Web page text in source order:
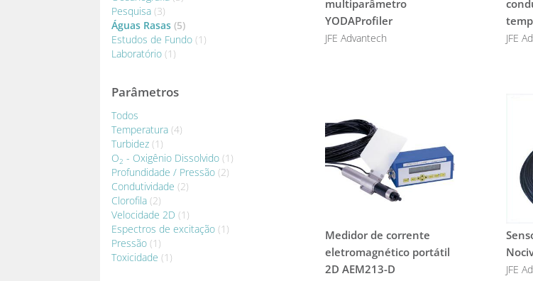
Pesquisa (3)
Águas Rasas (5)
Estudos de Fundo (1)
Laboratório (1)
Parâmetros
Todos
Temperatura (4)
Turbidez (1)
O2 - Oxigênio Dissolvido (1)
Profundidade / Pressão (2)
Condutividade (2)
Clorofila (2)
Velocidade 2D (1)
Espectros de excitação (1)
Pressão (1)
Toxicidade (1)
multiparâmetro
YODAProfiler
JFE Advantech JFE
Medidor de corrente
eletromagnético portátil
2D AEM213-D
JFE